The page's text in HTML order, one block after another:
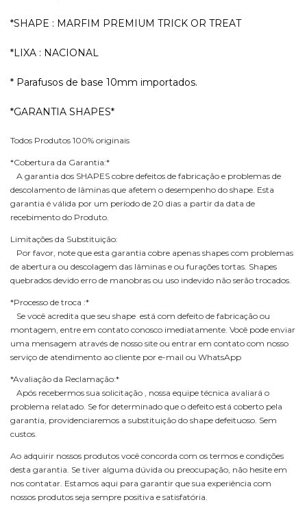
*SHAPE : MARFIM PREMIUM TRICK OR TREAT
*LIXA : NACIONAL
* Parafusos de base 10mm importados.
*GARANTIA SHAPES*
Todos Produtos 100% originais
*Cobertura da Garantia:*
A garantia dos SHAPES cobre defeitos de fabricação e problemas de
descolamento de lâminas que afetem o desempenho do shape. Esta
garantia é válida por um período de 20 dias a partir da data de
recebimento do Produto.
Limitações da Substituição:
Por favor, note que esta garantia cobre apenas shapes com problemas
de abertura ou descolagem das lâminas e ou furações tortas. Shapes
quebrados devido erro de manobras ou uso indevido não serão trocados.
*Processo de troca :*
Se você acredita que seu shape está com defeito de fabricação ou
montagem, entre em contato conosco imediatamente. Você pode enviar
uma mensagem através de nosso site ou entrar em contato com nosso
serviço de atendimento ao cliente por e-mail ou WhatsApp
*Avaliação da Reclamação:*
Após recebermos sua solicitação , nossa equipe técnica avaliará o
problema relatado. Se for determinado que o defeito está coberto pela
garantia, providenciaremos a substituição do shape defeituoso. Sem
custos.
Ao adquirir nossos produtos você concorda com os termos e condições
desta garantia. Se tiver alguma dúvida ou preocupação, não hesite em
nos contatar. Estamos aqui para garantir que sua experiência com
nossos produtos seja sempre positiva e satisfatória.